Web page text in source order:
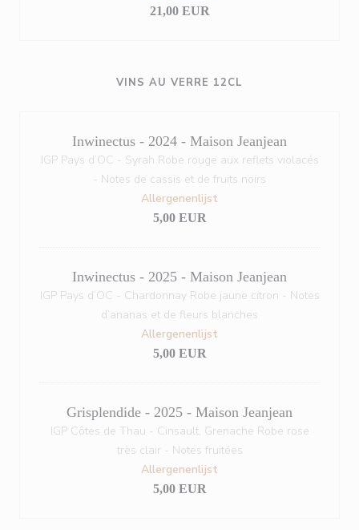
21,00 EUR
VINS AU VERRE 12CL
Inwinectus - 2024 - Maison Jeanjean
IGP Pays d’OC - Syrah Robe rouge aux reflets violacés
- Notes de cassis et de fruits noirs
Allergenenlijst
5,00 EUR
Inwinectus - 2025 - Maison Jeanjean
IGP Pays d’OC - Chardonnay Robe jaune citron - Notes
d’ananas et de fleurs blanches
Allergenenlijst
5,00 EUR
Grisplendide - 2025 - Maison Jeanjean
IGP Côtes de Thau - Cinsault, Grenache Robe rose
très clair - Notes fruitées
Allergenenlijst
5,00 EUR